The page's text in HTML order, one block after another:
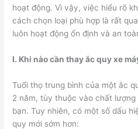
hoạt động. Vì vậy, việc hiểu rõ
cách chọn loại phù hợp là rất
luôn hoạt động ổn định và an
I. Khi nào cần thay ắc quy xe
Tuổi thọ trung bình của một ắc
2 năm, tùy thuộc vào chất
bạn. Tuy nhiên, có một số dấu
quy mới sớm hơn: